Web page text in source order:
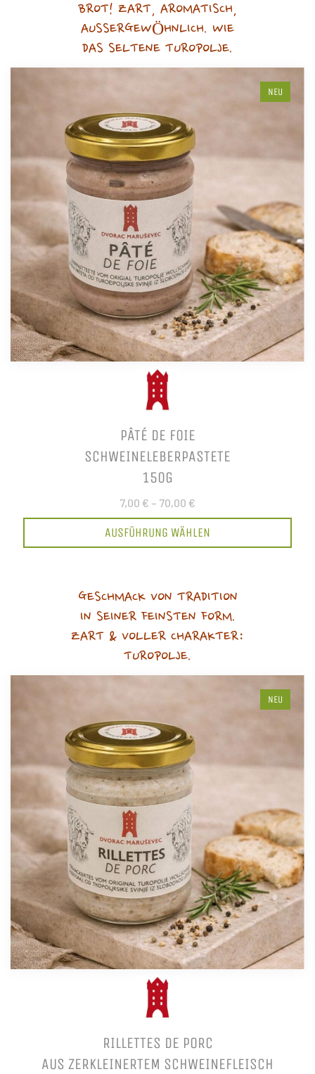
BROT! ZART, AROMATISCH,
AUSSERGEWÖHNLICH. WIE
DAS SELTENE TUROPOLJE.
NEU
PÂTÉ DE FOIE
SCHWEINELEBERPASTETE
150G
7,00 € – 70,00 €
AUSFÜHRUNG WÄHLEN
GESCHMACK VON TRADITION
IN SEINER FEINSTEN FORM.
ZART & VOLLER CHARAKTER:
TUROPOLJE.
NEU
RILLETTES DE PORC
AUS ZERKLEINERTEM SCHWEINEFLEISCH